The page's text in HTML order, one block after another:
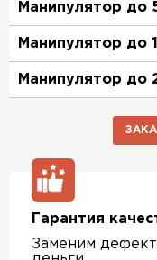
Манипулятор до
Манипулятор до
Манипулятор до
Гарантия
Заменим